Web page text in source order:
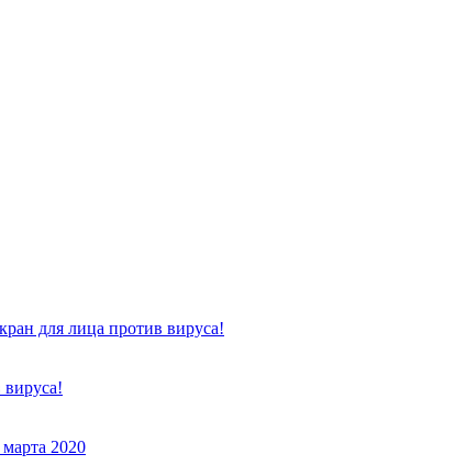
для лица против вируса!
2020